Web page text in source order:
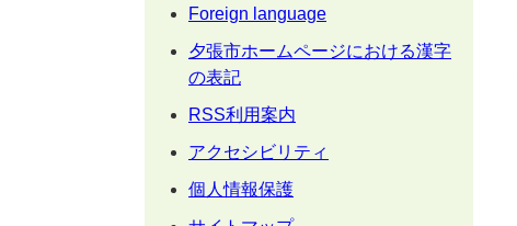
Foreign language
夕張市ホームページにおける漢字
の表記
RSS利用案内
アクセシビリティ
個人情報保護